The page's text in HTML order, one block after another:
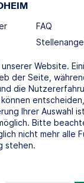
FAQ
Website.
der Seite,
die
Ihrer Auswahl
Bitte
nicht mehr alle
stehen.